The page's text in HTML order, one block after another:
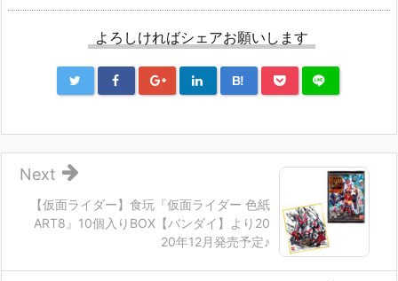
よろしければシェアお願いします
B!
【仮面ライダー】食玩『仮面ライダー 色紙
ART8』10個入りBOX【バンダイ】より20
20年12月発売予定♪
Next